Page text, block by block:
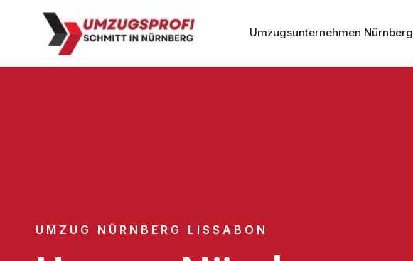
Umzugsunternehmen Nürnberg
UMZUG NÜRNBERG LISSABON